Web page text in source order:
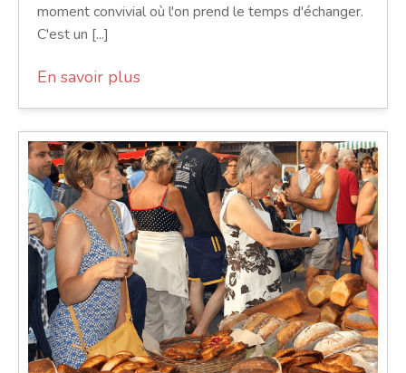
moment convivial où l'on prend le temps d'échanger.
C'est un [...]
En savoir plus